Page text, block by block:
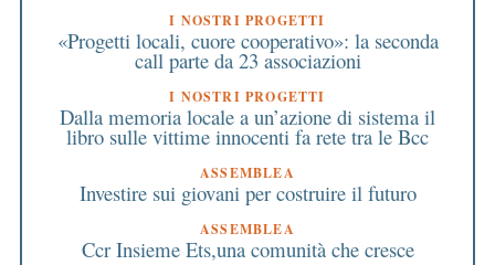
I NOSTRI PROGETTI
«Progetti locali, cuore cooperativo»: la seconda
call parte da 23 associazioni
I NOSTRI PROGETTI
Dalla memoria locale a un’azione di sistema il
libro sulle vittime innocenti fa rete tra le Bcc
ASSEMBLEA
Investire sui giovani per costruire il futuro
ASSEMBLEA
Ccr Insieme Ets,una comunità che cresce